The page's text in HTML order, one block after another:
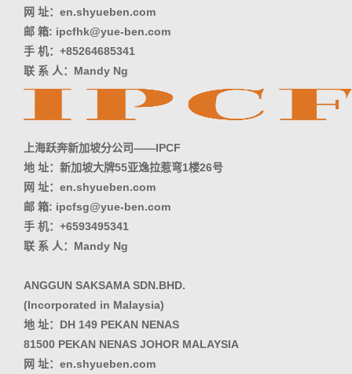
网 址：en.shyueben.com
邮 箱: ipcfhk@yue-ben.com
手 机：+85264685341
联 系 人：Mandy Ng
上海跃奔新加坡分公司——IPCF
地 址：新加坡大牌55亚逸拉惹弯1楼26号
网 址：en.shyueben.com
邮 箱: ipcfsg@yue-ben.com
手 机：+6593495341
联 系 人：Mandy Ng
ANGGUN SAKSAMA SDN.BHD.
(Incorporated in Malaysia)
地 址：DH 149 PEKAN NENAS
81500 PEKAN NENAS JOHOR MALAYSIA
网 址：en.shyueben.com